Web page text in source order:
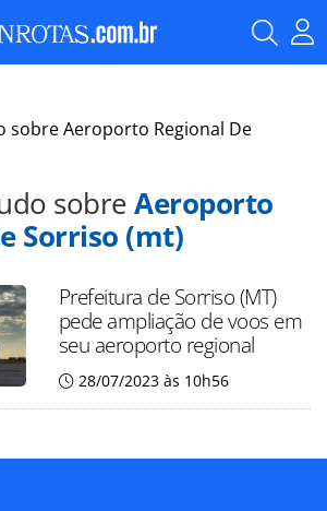
sobre Aeroporto Regional De
sobreAeroporto
Sorriso (mt)
Prefeitura de Sorriso (MT)
pede ampliação de voos em
seu aeroporto regional
28/07/2023 às 10h56